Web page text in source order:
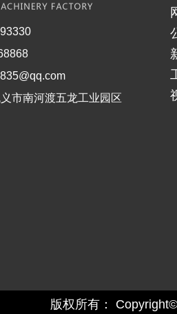
市南河渡五龙工业园区
版权所有：